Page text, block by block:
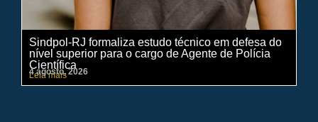
Sindpol-RJ formaliza estudo técnico em defesa do
nível superior para o cargo de Agente de Polícia
Científica
Leia mais
4 agosto, 2026